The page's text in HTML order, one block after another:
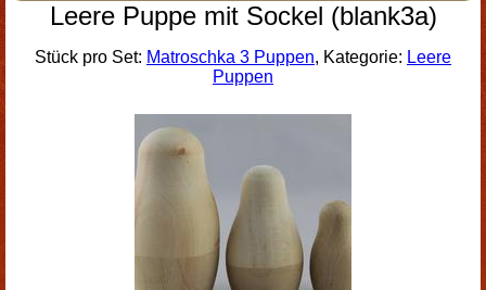
Leere Puppe mit Sockel (blank3a)
Stück pro Set: Matroschka 3 Puppen, Kategorie: Leere
Puppen